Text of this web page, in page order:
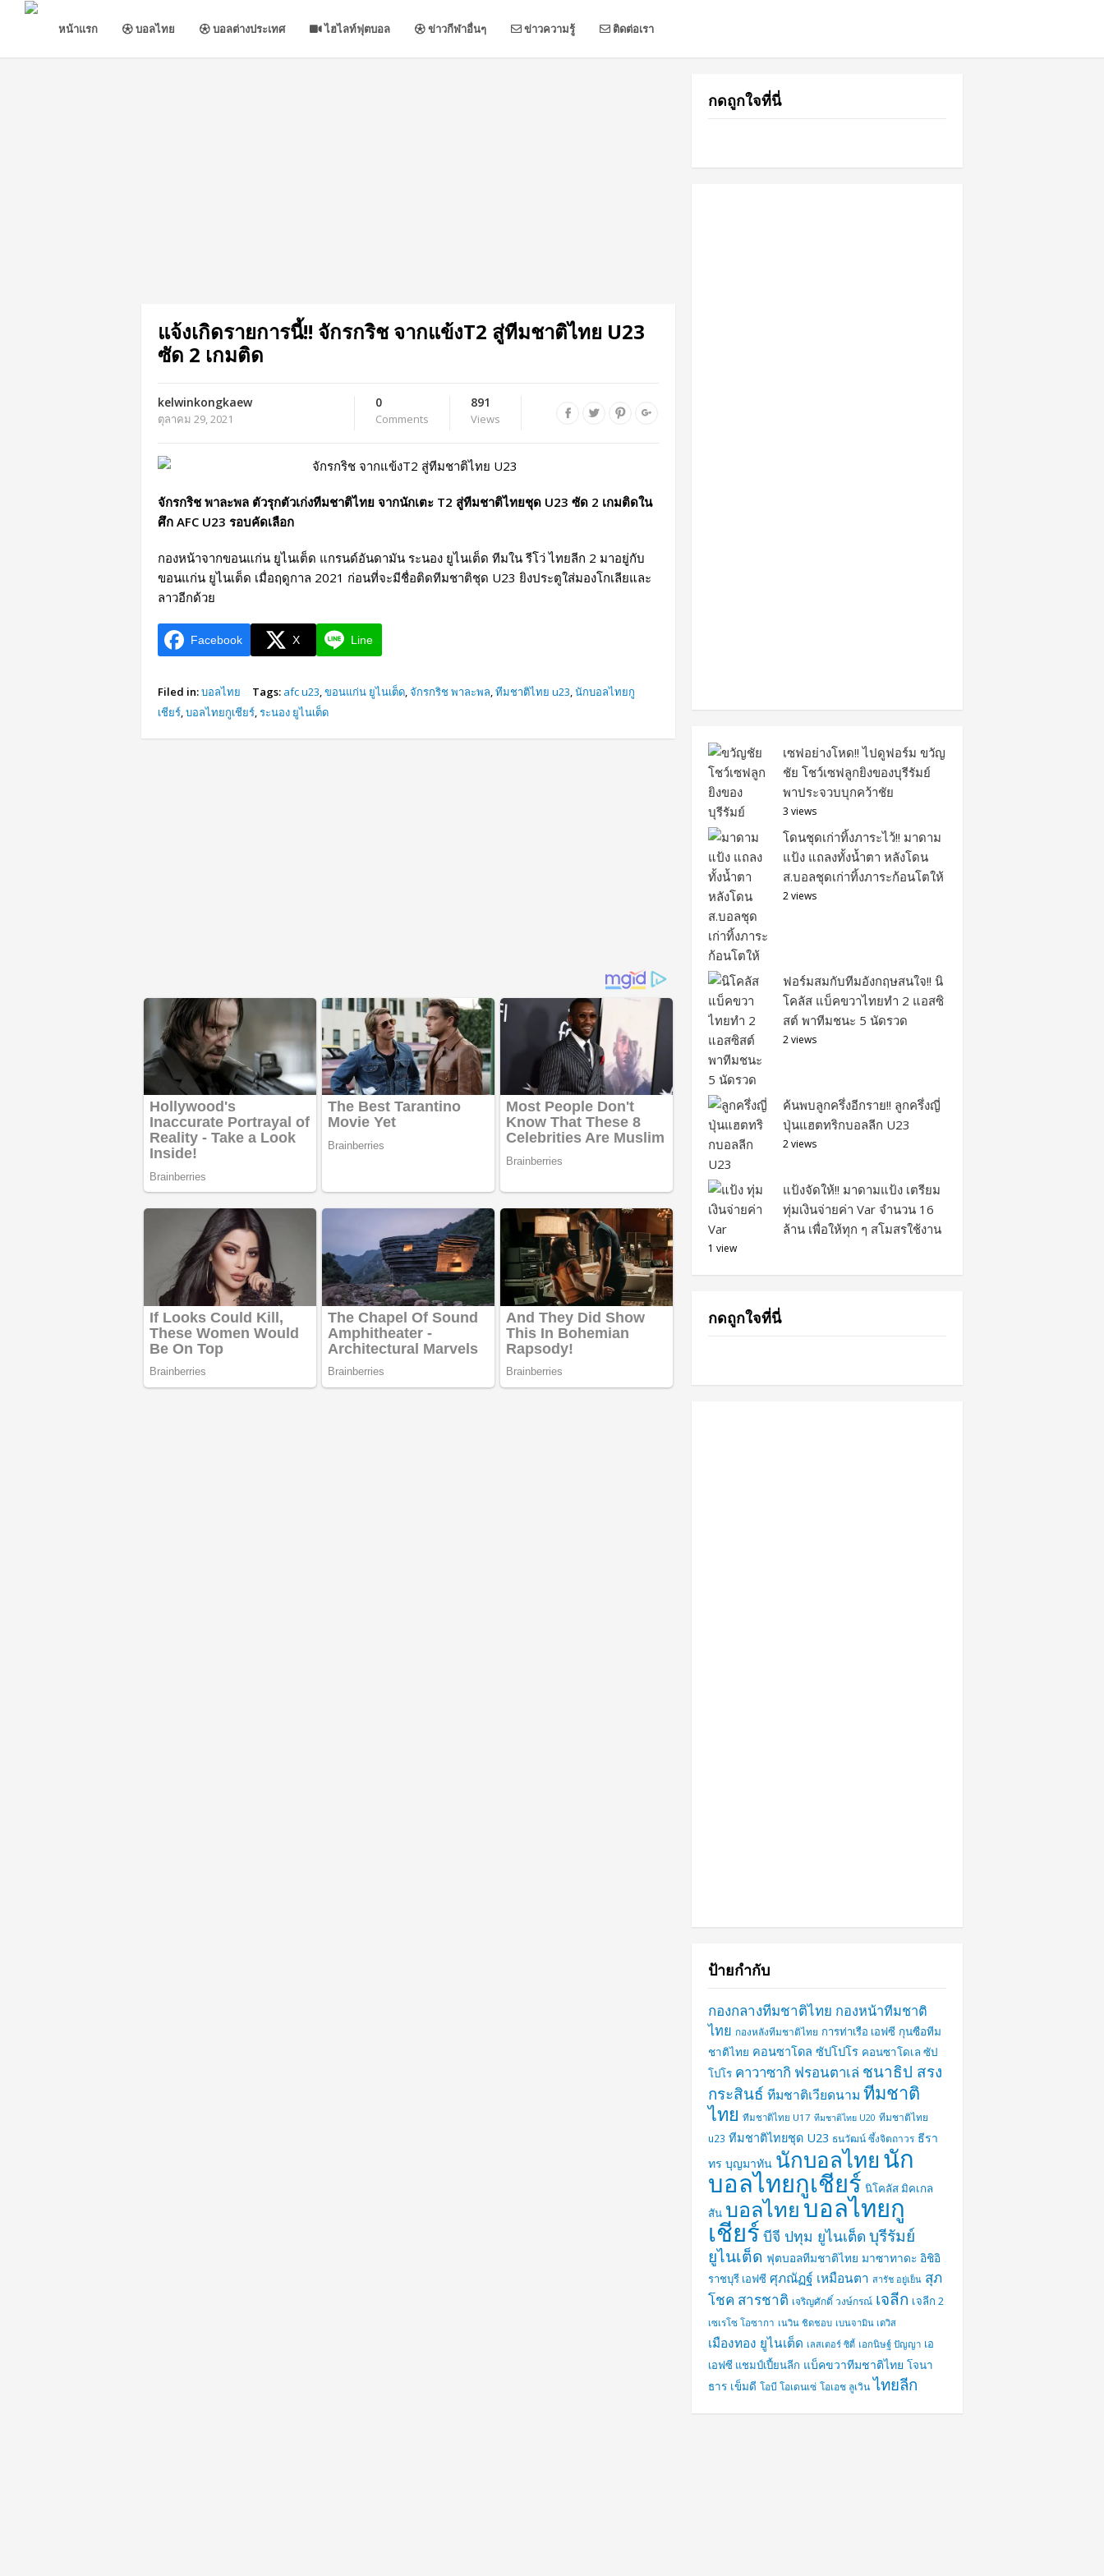
หน้าแรก บอลไทย บอลต่างประเทศ ไฮไลท์ฟุตบอล ข่าวกีฬาอื่นๆ ข่าวความรู้ ติดต่อเรา
แจ้งเกิดรายการนี้!! จักรกริช จากแข้งT2 สู่ทีมชาติไทย U23
ซัด 2 เกมติด
kelwinkongkaew
ตุลาคม 29, 2021
0
Comments
891
Views
จักรกริช พาละพล ตัวรุกตัวเก่งทีมชาติไทย จากนักเตะ T2 สู่ทีมชาติไทยชุด U23 ซัด 2 เกมติดใน
ศึก AFC U23 รอบคัดเลือก
กองหน้าจากขอนแก่น ยูไนเต็ด แกรนด์อันดามัน ระนอง ยูไนเต็ด ทีมใน รีโว่ ไทยลีก 2 มาอยู่กับ
ขอนแก่น ยูไนเต็ด เมื่อฤดูกาล 2021 ก่อนที่จะมีชื่อติดทีมชาติชุด U23 ยิงประตูใส่มองโกเลียและ
ลาวอีกด้วย
Facebook X Line
Filed in:บอลไทย Tags: afc u23,ขอนแก่น ยูไนเต็ด,จักรกริช พาละพล,ทีมชาติไทย u23,นักบอลไทยกู
เชียร์,บอลไทยกูเชียร์,ระนอง ยูไนเต็ด
กดถูกใจที่นี่
เซฟอย่างโหด!! ไปดูฟอร์ม ขวัญ
ชัย โชว์เซฟลูกยิงของบุรีรัมย์
พาประจวบบุกคว้าชัย
3 views
โดนชุดเก่าทิ้งภาระไว้!! มาดาม
แป้ง แถลงทั้งน้ำตา หลังโดน
ส.บอลชุดเก่าทิ้งภาระก้อนโตให้
2 views
ฟอร์มสมกับทีมอังกฤษสนใจ!! นิ
โคลัส แบ็คขวาไทยทำ 2 แอสซิ
สต์ พาทีมชนะ 5 นัดรวด
2 views
ค้นพบลูกครึ่งอีกราย!! ลูกครึ่งญี่
ปุ่นแฮตทริกบอลลีก U23
2 views
แป้งจัดให้!! มาดามแป้ง เตรียม
ทุ่มเงินจ่ายค่า Var จำนวน 16
ล้าน เพื่อให้ทุก ๆ สโมสรใช้งาน
1 view
กดถูกใจที่นี่
ป้ายกำกับ
กองกลางทีมชาติไทย กองหน้าทีมชาติ
ไทย กองหลังทีมชาติไทย การท่าเรือ เอฟซี กุนซือทีม
ชาติไทย คอนซาโดล ซัปโปโร คอนซาโดเล ซัป
โปโร คาวาซากิ ฟรอนตาเล่ ชนาธิป สรง
กระสินธ์ ทีมชาติเวียดนาม ทีมชาติ
ไทย ทีมชาติไทย U17 ทีมชาติไทย U20 ทีมชาติไทย
u23 ทีมชาติไทยชุด U23 ธนวัฒน์ ซึ้งจิตถาวร ธีรา
ทร บุญมาทัน นักบอลไทยนัก
บอลไทยกูเชียร์ นิโคลัส มิคเกล
สัน บอลไทยบอลไทยกู
เชียร์ บีจี ปทุม ยูไนเต็ด บุรีรัมย์
ยูไนเต็ด ฟุตบอลทีมชาติไทย มาซาทาดะ อิชิอิ
ราชบุรี เอฟซี ศุภณัฏฐ์ เหมือนตา สารัช อยู่เย็น สุภ
โชค สารชาติ เจริญศักดิ์ วงษ์กรณ์ เจลีก เจลีก 2
เซเรโซ โอซากา เนวิน ชิดชอบ เบนจามิน เดวิส
เมืองทอง ยูไนเต็ด เลสเตอร์ ซิตี้ เอกนิษฐ์ ปัญญา เอ
เอฟซี แชมป์เปี้ยนลีก แบ็คขวาทีมชาติไทย โจนา
ธาร เข็มดี โอบี โอเดนเซ่ โอเอช ลูเวิน ไทยลีก